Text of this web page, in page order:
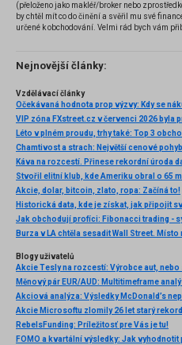
(přeloženo jako makléř/broker nebo
by chtěl mít co do činění a svěřil mu své
určené k obchodování. Velmi rád bych vám
několik příkladů nejznámějších z nich.
Nejnovější články:
Vzdělávací články
Očekávaná hodnota prop výzvy: Kdy se
VIP zóna FXstreet.cz v červenci 2026 byla
Káva na rozcestí. Přinese rekordní úroda
Akcie, dolar, bitcoin, zlato, ropa: Začíná to!
Blogy uživatelů
Akcie Tesly na rozcestí: Výrobce aut, nebo
Měnový pár EUR/AUD: Multitimeframe
RebelsFunding: Príležitosť pre Vás je tu!
FOMO a kvartální výsledky: Jak